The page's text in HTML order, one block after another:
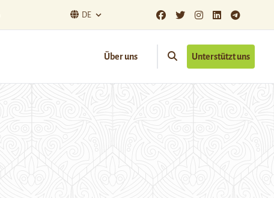
DE
Über uns Unterstützt uns